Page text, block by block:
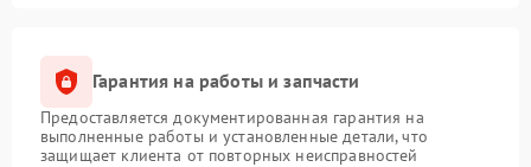
Гарантия на работы и запчасти
Предоставляется документированная гарантия на
выполненные работы и установленные детали, что
защищает клиента от повторных неисправностей